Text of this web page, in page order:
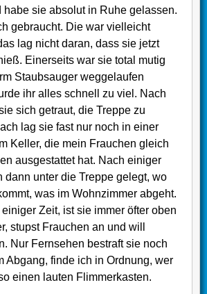
habe sie absolut in Ruhe gelassen.
gebraucht. Die war vielleicht
lag nicht daran, dass sie jetzt
Einerseits war sie total mutig
Staubsauger weggelaufen
ihr alles schnell zu viel. Nach
sich getraut, die Treppe zu
lag sie fast nur noch in einer
Keller, die mein Frauchen gleich
ausgestattet hat. Nach einiger
dann unter die Treppe gelegt, wo
was im Wohnzimmer abgeht.
Zeit, ist sie immer öfter oben
stupst Frauchen an und will
Nur Fernsehen bestraft sie noch
Abgang, finde ich in Ordnung, wer
einen lauten Flimmerkasten.